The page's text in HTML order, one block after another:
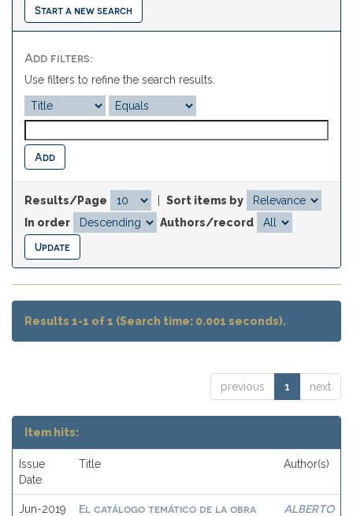
Start a new search
Add filters:
Use filters to refine the search results.
Results/Page
Sort items by
In order
Authors/record
Results 1-1 of 1 (Search time: 0.001 seconds).
previous 1 next
Item hits:
Issue
Date
Title Author(s)
Jun-2019
El catálogo temático de la obra
ALBERTO